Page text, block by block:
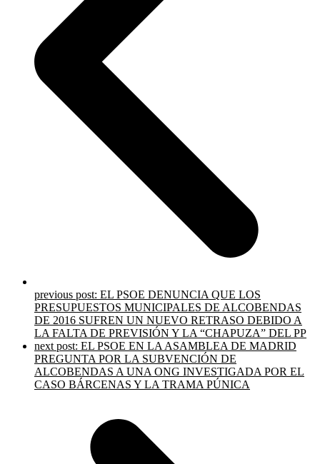
previous post: EL PSOE DENUNCIA QUE LOS
PRESUPUESTOS MUNICIPALES DE ALCOBENDAS
DE 2016 SUFREN UN NUEVO RETRASO DEBIDO A
LA FALTA DE PREVISIÓN Y LA “CHAPUZA” DEL PP
next post: EL PSOE EN LA ASAMBLEA DE MADRID
PREGUNTA POR LA SUBVENCIÓN DE
ALCOBENDAS A UNA ONG INVESTIGADA POR EL
CASO BÁRCENAS Y LA TRAMA PÚNICA